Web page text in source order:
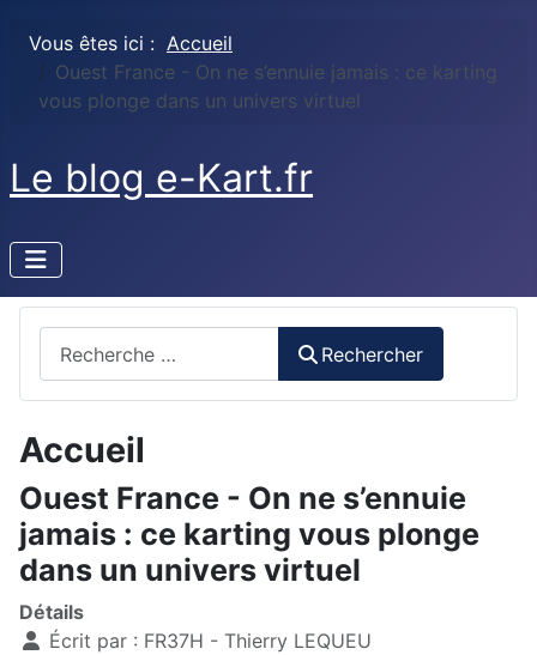
Vous êtes ici : Accueil
Ouest France - On ne s’ennuie jamais : ce karting
vous plonge dans un univers virtuel
Le blog e-Kart.fr
Rechercher
Accueil
Ouest France - On ne s’ennuie
jamais : ce karting vous plonge
dans un univers virtuel
Détails
Écrit par : FR37H - Thierry LEQUEU